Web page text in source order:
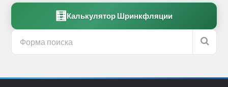
🧮 Калькулятор Шринкфляции